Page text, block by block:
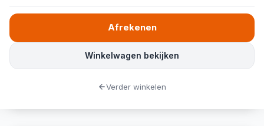
Winkelwagen bekijken
Afrekenen
Verder winkelen